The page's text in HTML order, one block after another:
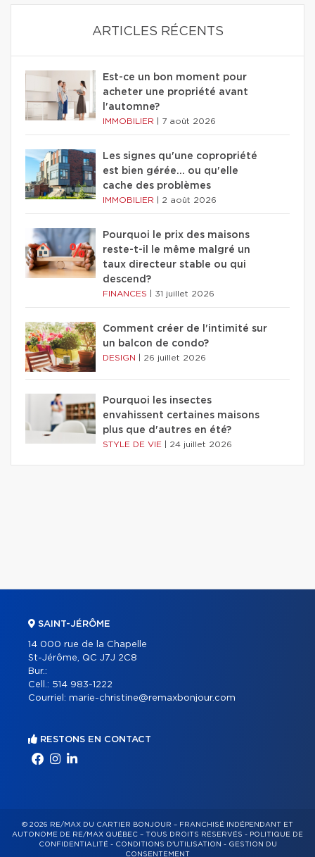
ARTICLES RÉCENTS
Est-ce un bon moment pour
acheter une propriété avant
l'automne?
IMMOBILIER 7 août 2026
Les signes qu'une copropriété
est bien gérée… ou qu'elle
cache des problèmes
IMMOBILIER 2 août 2026
Pourquoi le prix des maisons
reste-t-il le même malgré un
taux directeur stable ou qui
descend?
FINANCES 31 juillet 2026
Comment créer de l'intimité sur
un balcon de condo?
DESIGN 26 juillet 2026
Pourquoi les insectes
envahissent certaines maisons
plus que d'autres en été?
STYLE DE VIE 24 juillet 2026
SAINT-JÉRÔME
14 000 rue de la Chapelle
St-Jérôme, QC J7J 2C8
Bur.:
Cell.: 514 983-1222
Courriel: marie-christine@remaxbonjour.com
RESTONS EN CONTACT
© 2026 RE/MAX DU CARTIER BONJOUR – FRANCHISÉ INDÉPENDANT ET
AUTONOME DE RE/MAX QUÉBEC – TOUS DROITS RÉSERVÉS - POLITIQUE DE
CONFIDENTIALITÉ- CONDITIONS D'UTILISATION - GESTION DU
CONSENTEMENT